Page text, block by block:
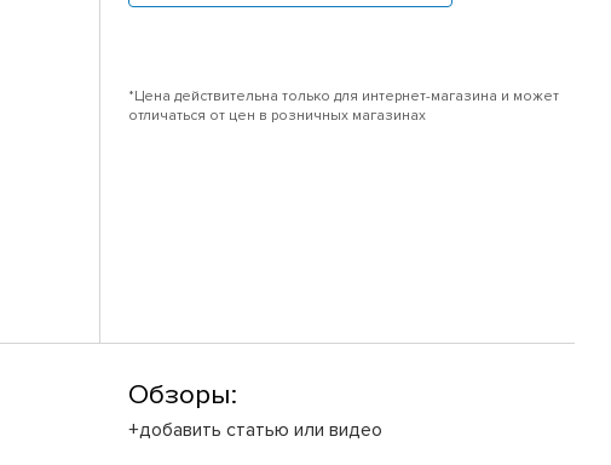
*Цена действительна только для интернет-магазина и может
отличаться от цен в розничных магазинах
Обзоры:
+добавить статью или видео